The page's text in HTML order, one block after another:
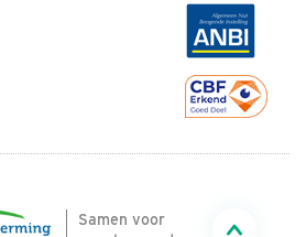
Samen voor